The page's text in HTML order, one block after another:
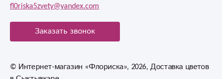
fl0riska5zvety@yandex.com
Заказать звонок
© Интернет-магазин «Флориска», 2026, Доставка цветов